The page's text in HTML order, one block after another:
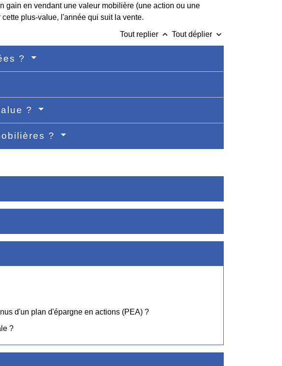
gain en vendant une valeur mobilière (une action ou une
plus-value, l'année qui suit la vente.
Tout replier keyboard_arrow_up Tout déplier keyboard_arrow_down
?
?
?
d'un plan d'épargne en actions (PEA) ?
?